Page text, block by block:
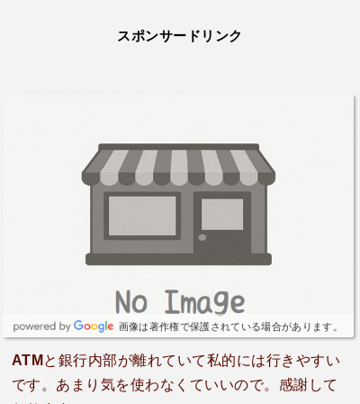
スポンサードリンク
画像は著作権で保護されている場合があります。
ATMと銀行内部が離れていて私的には行きやすい
です。あまり気を使わなくていいので。感謝して